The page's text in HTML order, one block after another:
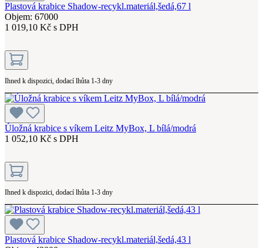
Plastová krabice Shadow-recykl.materiál,šedá,67 l
Objem: 67000
1 019,10 Kč s DPH
Ihned k dispozici, dodací lhůta 1-3 dny
Úložná krabice s víkem Leitz MyBox, L bílá/modrá
1 052,10 Kč s DPH
Ihned k dispozici, dodací lhůta 1-3 dny
Plastová krabice Shadow-recykl.materiál,šedá,43 l